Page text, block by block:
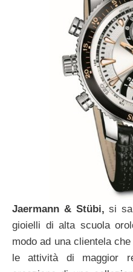
Jaermann & Stübi, si
gioielli di alta scuola
modo ad una clientela
le attività di maggior